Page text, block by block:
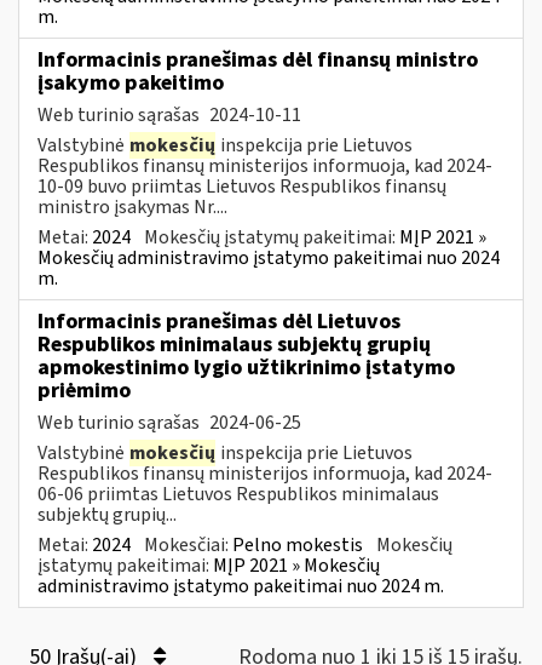
m.
Informacinis pranešimas dėl finansų ministro
įsakymo pakeitimo
Web turinio sąrašas 2024-10-11
Valstybinė mokesčių inspekcija prie Lietuvos
Respublikos finansų ministerijos informuoja, kad 2024-
10-09 buvo priimtas Lietuvos Respublikos finansų
ministro įsakymas Nr....
Metai: 2024 Mokesčių įstatymų pakeitimai: MĮP 2021 »
Mokesčių administravimo įstatymo pakeitimai nuo 2024
m.
Informacinis pranešimas dėl Lietuvos
Respublikos minimalaus subjektų grupių
apmokestinimo lygio užtikrinimo įstatymo
priėmimo
Web turinio sąrašas 2024-06-25
Valstybinė mokesčių inspekcija prie Lietuvos
Respublikos finansų ministerijos informuoja, kad 2024-
06-06 priimtas Lietuvos Respublikos minimalaus
subjektų grupių...
Metai: 2024 Mokesčiai: Pelno mokestis Mokesčių
įstatymų pakeitimai: MĮP 2021 » Mokesčių
administravimo įstatymo pakeitimai nuo 2024 m.
50 Įrašų(-ai) Rodoma nuo 1 iki 15 iš 15 irašų.